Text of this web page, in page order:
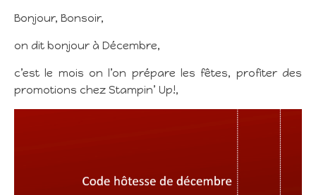
Bonjour, Bonsoir,
on dit bonjour à Décembre,
c’est le mois on l’on prépare les fêtes, profiter des
promotions chez Stampin’ Up!,